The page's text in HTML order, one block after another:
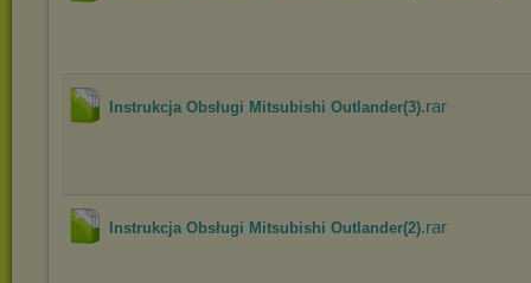
Instrukcja Obsługi Mitsubishi Outlander(3).rar
Instrukcja Obsługi Mitsubishi Outlander(2).rar